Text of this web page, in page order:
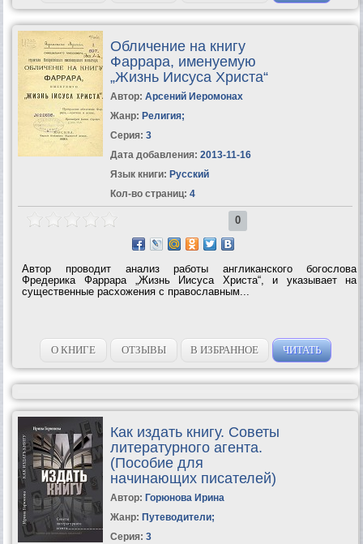
Обличение на книгу
Фаррара, именуемую
„Жизнь Иисуса Христа“
Автор: Арсений Иеромонах
Жанр: Религия;
Серия: 3
Дата добавления: 2013-11-16
Язык книги: Русский
Кол-во страниц: 4
0
Автор проводит анализ работы англиканского богослова
Фредерика Фаррара „Жизнь Иисуса Христа“, и указывает на
существенные расхожения с православным...
О КНИГЕ ОТЗЫВЫ В ИЗБРАННОЕ ЧИТАТЬ
Как издать книгу. Советы
литературного агента.
(Пособие для
начинающих писателей)
Автор: Горюнова Ирина
Жанр: Путеводители;
Серия: 3